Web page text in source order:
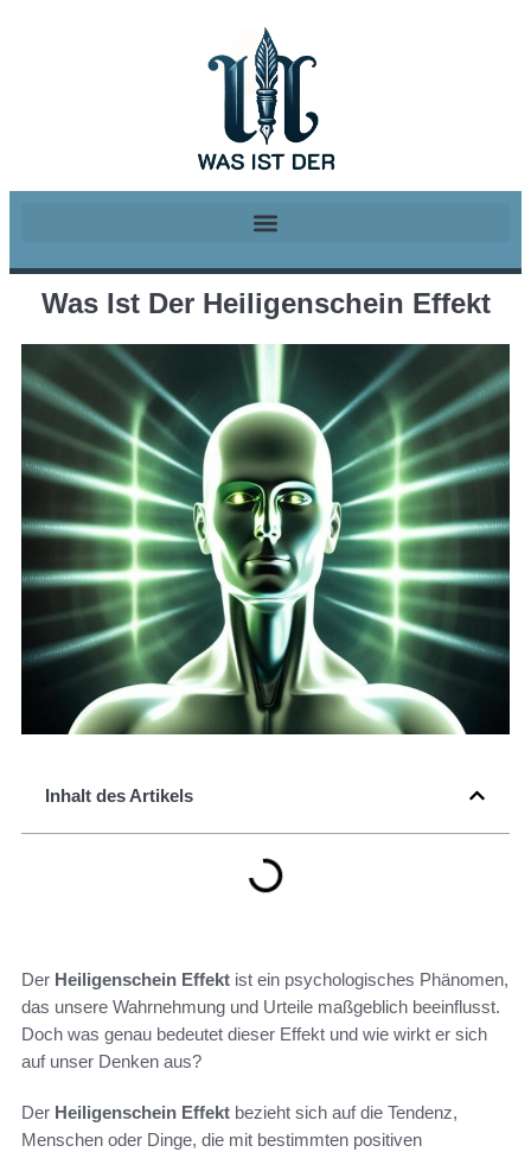
Was Ist Der Heiligenschein Effekt
Inhalt des Artikels
Der Heiligenschein Effekt ist ein psychologisches Phänomen,
das unsere Wahrnehmung und Urteile maßgeblich beeinflusst.
Doch was genau bedeutet dieser Effekt und wie wirkt er sich
auf unser Denken aus?
Der Heiligenschein Effekt bezieht sich auf die Tendenz,
Menschen oder Dinge, die mit bestimmten positiven